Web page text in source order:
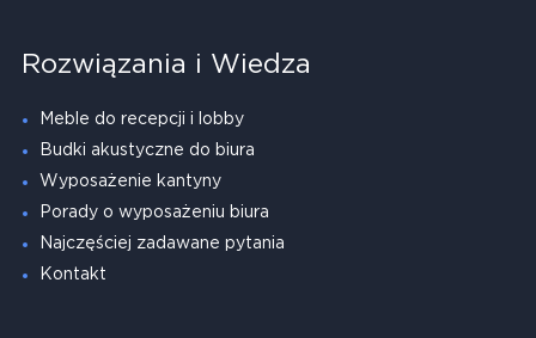
Rozwiązania i Wiedza
Meble do recepcji i lobby
Budki akustyczne do biura
Wyposażenie kantyny
Porady o wyposażeniu biura
Najczęściej zadawane pytania
Kontakt